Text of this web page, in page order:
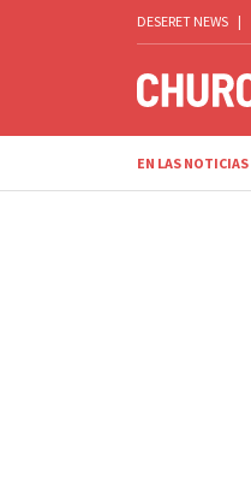
DESERET NEWS |
EN LAS NOTICIAS